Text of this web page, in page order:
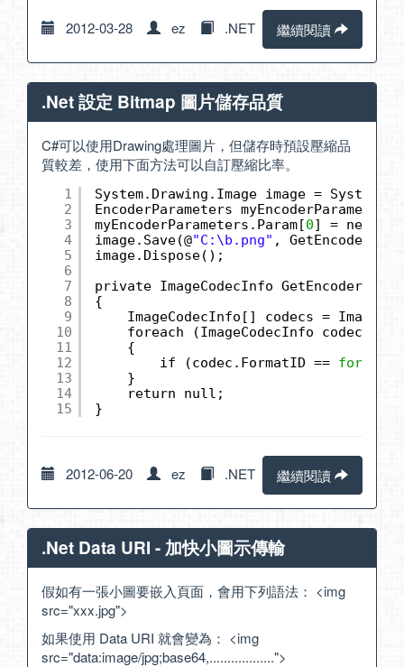
2012-03-28 ez .NET 繼續閱讀
.Net 設定 Bitmap 圖片儲存品質
C#可以使用Drawing處理圖片，但儲存時預設壓縮品
質較差，使用下面方法可以自訂壓縮比率。
1
2
3
4
5
6
7
8
9
10
11
12
13
14
15
System.Drawing.Image image =
EncoderParameters
myEncoderParameters.Param[0] = new
image.Save(@"C:\b.png" ,
image.Dispose();
private ImageCodecInfo
{
ImageCodecInfo[] codecs =
foreach (ImageCodecInfo codec in
{
if (codec.FormatID == format
}
return null;
}
2012-06-20 ez .NET 繼續閱讀
.Net Data URI - 加快小圖示傳輸
假如有一張小圖要嵌入頁面，會用下列語法： <img
src="xxx.jpg">
如果使用 Data URI 就會變為： <img
src="data:image/jpg;base64,..................">